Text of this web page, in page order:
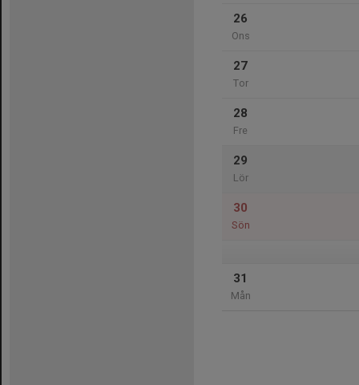
26
Ons
27
Tor
28
Fre
29
Lör
30
Sön
31
Mån